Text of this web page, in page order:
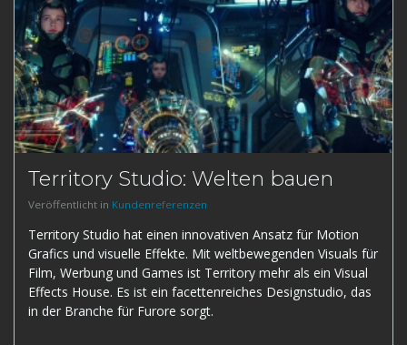
Territory Studio: Welten bauen
Veröffentlicht in Kundenreferenzen
Territory Studio hat einen innovativen Ansatz für Motion
Grafics und visuelle Effekte. Mit weltbewegenden Visuals für
Film, Werbung und Games ist Territory mehr als ein Visual
Effects House. Es ist ein facettenreiches Designstudio, das
in der Branche für Furore sorgt.